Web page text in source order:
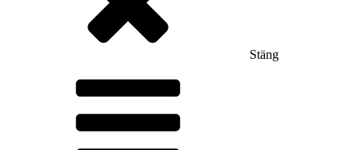
Stäng